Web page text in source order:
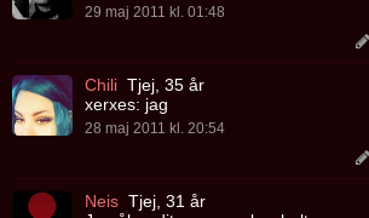
29 maj 2011 kl. 01:48
Chili Tjej, 35 år
xerxes: jag
28 maj 2011 kl. 20:54
Neis Tjej, 31 år